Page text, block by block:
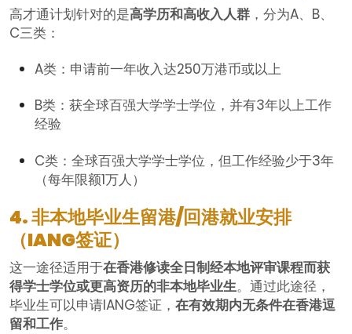
高才通计划针对的是高学历和高收入人群 ，分为A、B、
C三类：
A类：申请前一年收入达250万港币或以上
B类：获全球百强大学学士学位，并有3年以上工作
经验
C类：全球百强大学学士学位，但工作经验少于3年
（每年限额1万人）
4. 非本地毕业生留港/回港就业安排
（IANG签证）
这一途径适用于在香港修读全日制经本地评审课程而获
得学士学位或更高资历的非本地毕业生。通过此途径，
毕业生可以申请IANG签证， 在有效期内无条件在香港逗
留和工作。